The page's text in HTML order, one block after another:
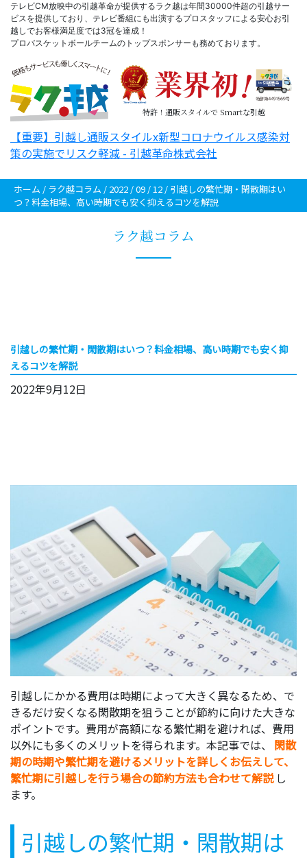
テレビCM放映中の引越革命が提供するラク越は年間30000件超の引越サー
ビスを提供しており、テレビ番組にも出演するプロスタッフによる安心お引
越しでお客様満足度では3冠を達成！
プロバスケットボールチームのトップスポンサーも務めております。
特許！通販スタイルで Smartな引越
【重要】引越し通販スタイルx新型コロナウイルス感染対
策の実施でリスク軽減 - 引越革命株式会社
ホーム / ラク越コラム / 2022 /09 / 12 / 引越しの繁忙期・閑散期はい
つ？料金相場、高い時期でも安く抑えるコツを解説
ラク越コラム
引越しの繁忙期・閑散期はいつ？料金相場、高い時期でも安く抑
えるコツを解説
2022年9月12日
引越しにかかる費用は時期によって大きく異なるため、で
きるだけ安くなる閑散期を狙うことが節約に向けた大きな
ポイントです。費用が高額になる繁忙期を避ければ、費用
以外にも多くのメリットを得られます。本記事では、 閑散
期の時期や繁忙期を避けるメリットを詳しくお伝えして、
繁忙期に引越しを行う場合の節約方法も合わせて解説 し
ます。
引越しの繁忙期・閑散期は